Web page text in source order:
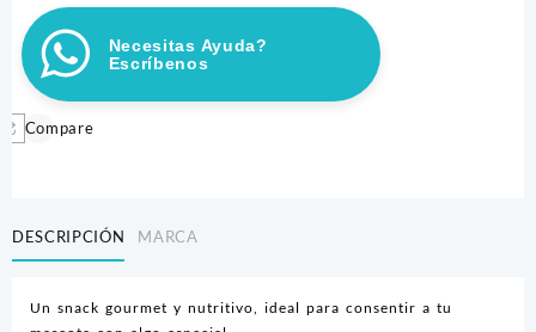
GLACE
POLLO
X
480GR
cantidad
Necesitas Ayuda?
Escríbenos
Compare
DESCRIPCIÓN MARCA
Un snack gourmet y nutritivo, ideal para consentir a tu